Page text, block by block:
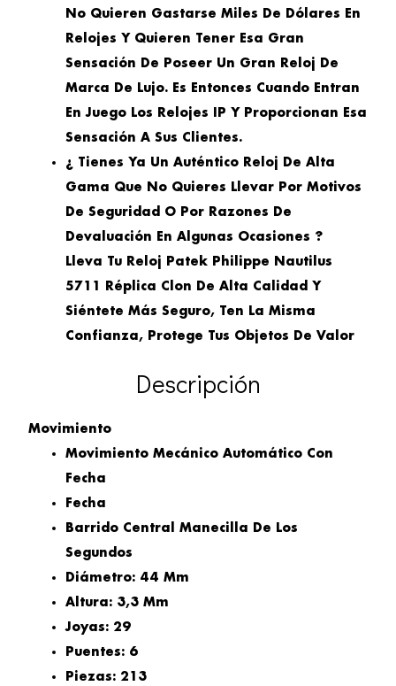
No Quieren Gastarse Miles De Dólares En
Relojes Y Quieren Tener Esa Gran
Sensación De Poseer Un Gran Reloj De
Marca De Lujo. Es Entonces Cuando Entran
En Juego Los Relojes IP Y Proporcionan Esa
Sensación A Sus Clientes.
¿ Tienes Ya Un Auténtico Reloj De Alta
Gama Que No Quieres Llevar Por Motivos
De Seguridad O Por Razones De
Devaluación En Algunas Ocasiones ?
Lleva Tu Reloj Patek Philippe Nautilus
5711 Réplica Clon De Alta Calidad Y
Siéntete Más Seguro, Ten La Misma
Confianza, Protege Tus Objetos De Valor
Descripción
Movimiento
Movimiento Mecánico Automático Con
Fecha
Fecha
Barrido Central Manecilla De Los
Segundos
Diámetro: 44 Mm
Altura: 3,3 Mm
Joyas: 29
Puentes: 6
Piezas: 213